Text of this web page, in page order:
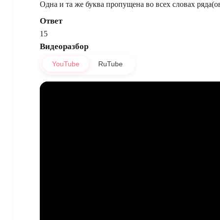
Одна и та же буква пропущена во всех словах
Ответ
15
Видеоразбор
YouTube RuTube